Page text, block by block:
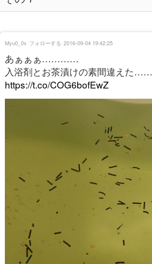
あぁぁぁ…………
入浴剤とお茶漬けの素間違えた……
https://t.co/COG6bofEwZ
Myu0_0x フォローする 2016-09-04 19:42:25